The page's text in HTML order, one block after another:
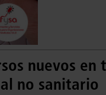
nuevos
no sanitario